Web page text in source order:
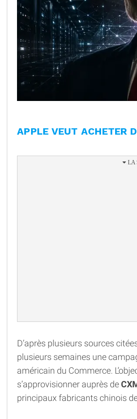
APPLE VEUT ACHETER
D’après plusieurs sources
plusieurs semaines une
américain du Commerce.
s’approvisionner auprès de
principaux fabricants chinois